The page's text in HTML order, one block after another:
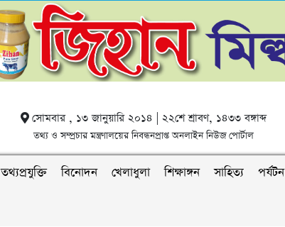
সোমবার , ১৩ জানুয়ারি ২০১৪ | ২২শে শ্রাবণ, ১৪৩৩ বঙ্গাব্দ
তথ্য ও সম্প্রচার মন্ত্রণালয়ের নিবন্ধনপ্রাপ্ত অনলাইন নিউজ পোর্টাল
তথ্যপ্রযুক্তি বিনোদন খেলাধুলা শিক্ষাঙ্গন সাহিত্য পর্যটন